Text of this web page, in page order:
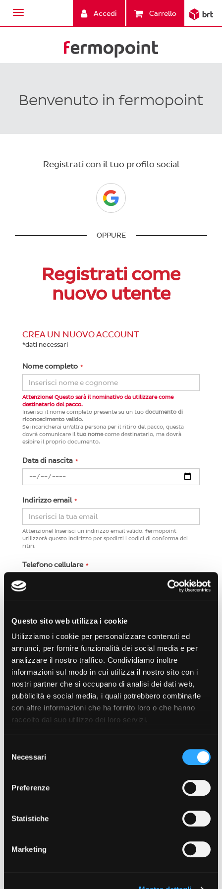
Questo sito web utilizza i cookie
Utilizziamo i cookie per personalizzare contenuti ed
annunci, per fornire funzionalità dei social media e per
analizzare il nostro traffico. Condividiamo inoltre
informazioni sul modo in cui utilizza il nostro sito con i
nostri partner che si occupano di analisi dei dati web,
pubblicità e social media, i quali potrebbero combinarle
con altre informazioni che ha fornito loro o che hanno
raccolto dal suo utilizzo dei loro servizi.
delNecessari
Preferenze
Statistiche
Marketing
Accedi Carrello
Benvenuto in fermopoint
Registrati con il tuo profilo social
OPPURE
Registrati come
nuovo utente
CREA UN NUOVO ACCOUNT
*dati necessari
Nome completo
Attenzione! Questo sarà il nominativo da utilizzare come
destinatario del pacco.
Inserisci il nome completo presente su un tuo documento di
riconoscimento valido.
Se incaricherai un'altra persona per il ritiro del pacco, questa
dovrà comunicare iltuo nomecome destinatario, ma dovrà
esibire il proprio documento.
Data di nascita
Indirizzo email
Attenzione! Inserisci un indirizzo email valido. fermopoint
utilizzerà questo indirizzo per spedirti i codici di conferma dei
ritiri.
Telefono cellulare
comunicazioni di servizio.
Password
Conferma password
Coupon
letto l'
Termini e Condizioni
marketing, solo per promozioni ed informazioni di